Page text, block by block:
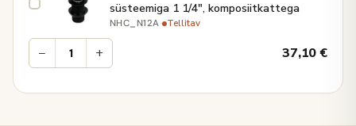
süsteemiga 1 1/4", komposiitkattega
NHC_N12A· Tellitav
− + 37,10€